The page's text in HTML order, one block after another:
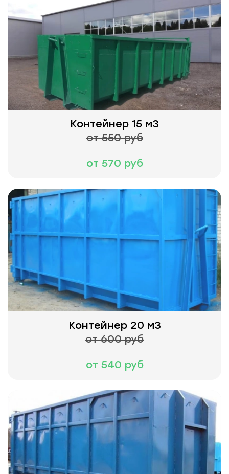
Контейнер 15 м3
от 550 руб
от 570 руб
Контейнер 20 м3
от 600 руб
от 540 руб